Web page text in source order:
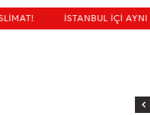
İSTANBUL İÇİ AYNI